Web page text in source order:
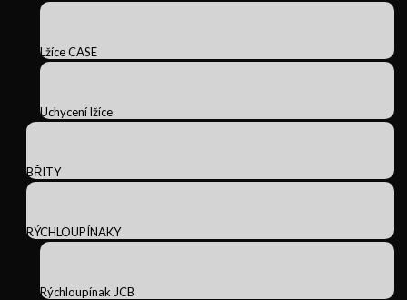
Lžíce CASE
Uchycení lžíce
BŘITY
RÝCHLOUPÍNAKY
Rýchloupínak JCB